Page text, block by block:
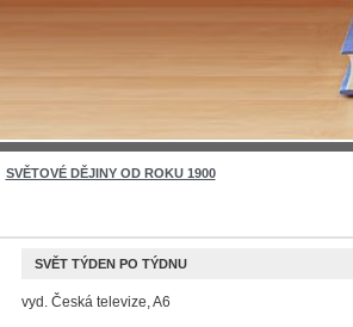
SVĚTOVÉ DĚJINY OD ROKU 1900
SVĚT TÝDEN PO TÝDNU
vyd. Česká televize, A6